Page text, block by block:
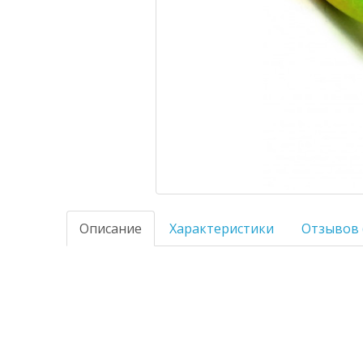
Описание Характеристики Отзывов